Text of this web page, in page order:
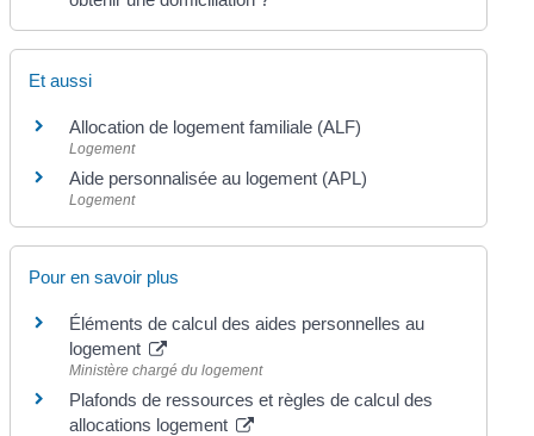
Et aussi
Allocation de logement familiale (ALF)
Logement
Aide personnalisée au logement (APL)
Logement
Pour en savoir plus
Éléments de calcul des aides personnelles au
logement
Ministère chargé du logement
Plafonds de ressources et règles de calcul des
allocations logement